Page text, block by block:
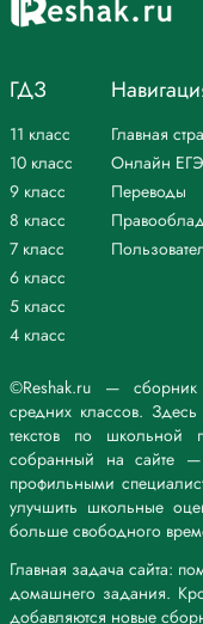
©Reshak.ru —
средних классов.
текстов по школьной
собранный на сайте —
профильными
улучшить школьные
больше свободного
Главная задача сайта:
домашнего задания.
добавляются новые
ГДЗ
11 класс
10 класс
9 класс
8 класс
7 класс
6 класс
5 класс
4 класс
Главная
Онлайн ЕГЭ
Переводы